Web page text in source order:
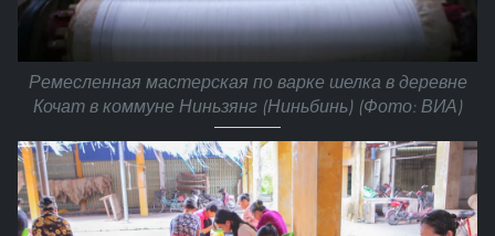
Ремесленная мастерская по варке шелка в деревне
Кочат в коммуне Ниньзянг (Ниньбинь) (Фото: ВИА)